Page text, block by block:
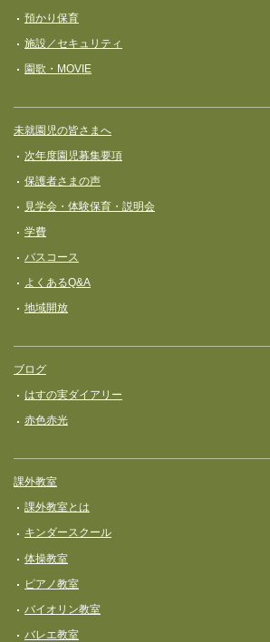
預かり保育
施設／セキュリティ
園歌・MOVIE
未就園児の皆さまへ
次年度園児募集要項
保護者さまの声
見学会・体験保育・説明会
学費
バスコース
よくあるQ&A
地域開放
ブログ
はすの実ダイアリー
赤色赤光
課外教室
課外教室とは
キンダースクール
体操教室
ピアノ教室
バイオリン教室
バレエ教室